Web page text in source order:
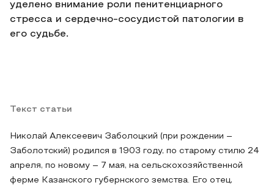
уделено внимание роли пенитенциарного
стресса и сердечно-сосудистой патологии в
его судьбе.
Текст статьи
Николай Алексеевич Заболоцкий (при рождении –
Заболотский) родился в 1903 году, по старому стилю 24
апреля, по новому – 7 мая, на сельскохозяйственной
ферме Казанского губернского земства. Его отец,